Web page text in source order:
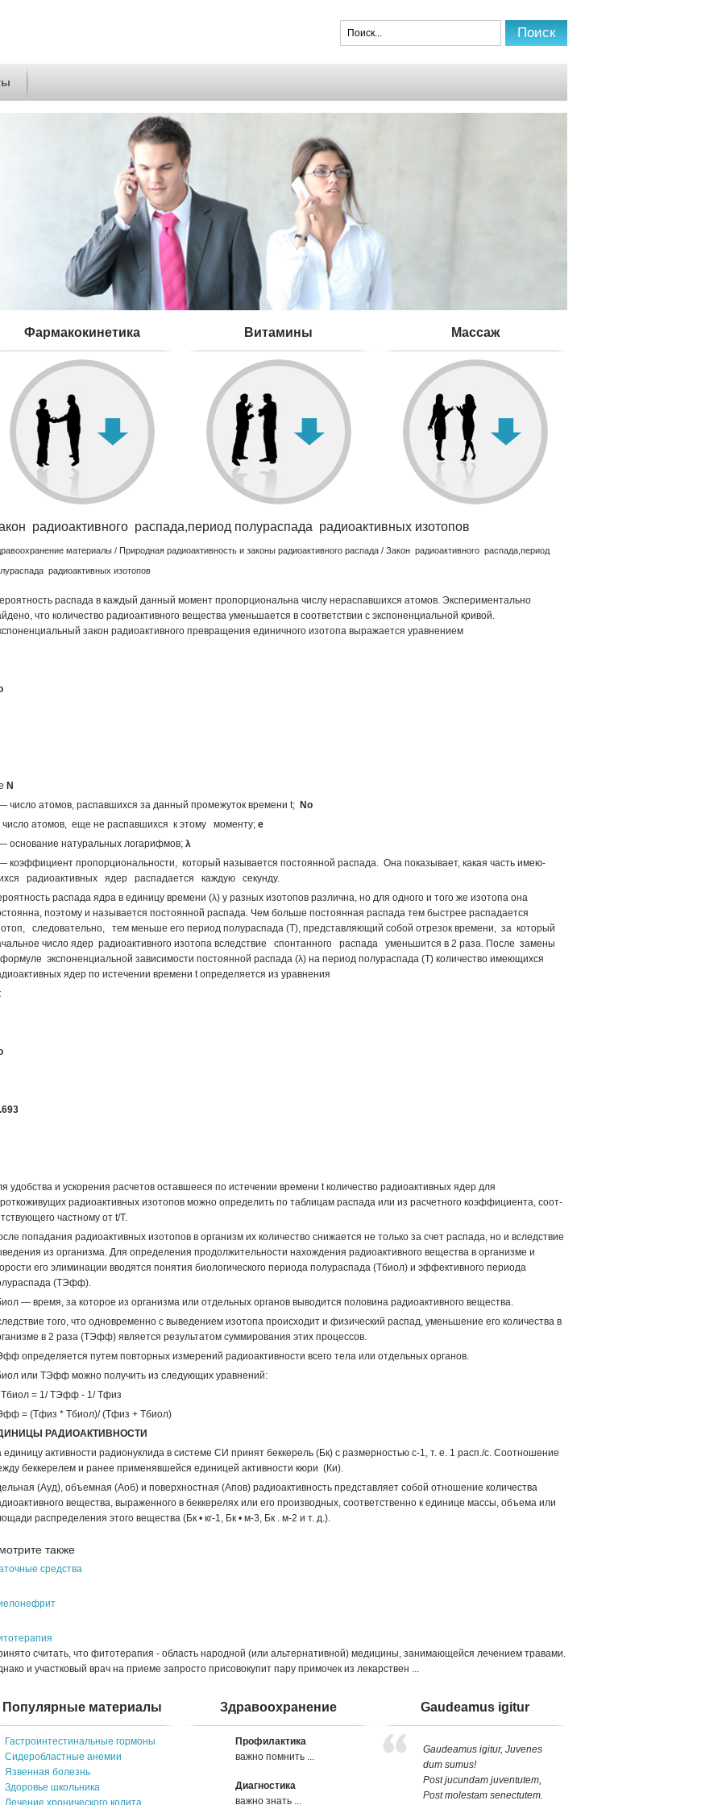
Фармакокинетика
особенности
поступления
препарата в
организм.
ЧИТАТЬ
Витамины Mассаж
радиоактивного распада,период полураспада радиоактивных изотопов
материалы/ Природная радиоактивность и законы радиоактивного распада/ Закон радиоактивного распада,период
радиоактивных изотопов
распада в каждый данный момент пропорцио­нальна числу нераспавшихся атомов. Экспериментально
что количество радиоактивного вещества уменьшается в соответ­ствии с экспоненциальной кривой.
закон радио­активного превращения единичного изотопа выражается урав­нением
N
число атомов, распавшихся за данный промежуток вре­мени t; No
атомов, еще не распавшихся к этому моменту; e
основание натуральных логарифмов; λ
коэффициент пропорциональности, который называется постоянной распада. Она показывает, какая часть имею­
радиоактивных ядер распадается каждую се­кунду.
распада ядра в единицу времени (λ) у разных изотопов различна, но для одного и того же изотопа она
поэтому и называется постоянной распада. Чем больше постоянная распада тем быстрее распадается
следовательно, тем меньше его период полураспада (Т), представляющий собой отрезок времени, за который
число ядер радиоактивного изотопа вследствие спонтанного распада уменьшится в 2 раза. После замены
экспоненциальной зависимости по­стоянной распада (λ) на период полураспада (Т) количество имеющихся
ядер по истечении времени t определяется из уравнения
удобства и ускорения расчетов оставшееся по истечении времени t количество радиоактивных ядер для
радиоактивных изотопов можно определить по таблицам распада или из расчетного коэффициента, соот­
частному от t/T.
попадания радиоактивных изотопов в организм их коли­чество снижается не только за счет распада, но и вследствие
из организма. Для определения продолжительности на­хождения радиоактивного вещества в организме и
его элиминации вводятся понятия биологического периода полураспада (Тбиол) и эффективного периода
(TЭфф).
— время, за которое из организма или отдельных органов выводится половина радиоактивного вещества.
того, что одновременно с выведением изотопа про­исходит и физический распад, уменьшение его количества в
в 2 раза (ТЭфф) является результатом суммирования этих процессов.
определяется путем повторных измерений радиоактивности всего тела или отдельных органов.
или TЭфф можно получить из следующих уравнений:
Тбиол = 1/ TЭфф - 1/ Tфиз
= (Tфиз * Тбиол)/ (Tфиз + Тбиол)
РАДИОАКТИВНОСТИ
единицу активности радионуклида в системе СИ принят беккерель (Бк) с размерностью с-1, т. е. 1 расп./с. Соотношение
беккерелем и ранее применявшейся единицей активности кюри (Ки).
(Ауд), объемная (Аоб) и поверхностная (Апов) ра­диоактивность представляет собой отношение количества
вещества, выраженного в беккерелях или его произ­водных, соответственно к единице массы, объема или
распределения этого вещества (Бк • кг-1, Бк • м-3, Бк . м-2 и т. д.).
также
средства
считать, что фитотерапия - область народной (или альтернативной) медицины, занимающейся лечением травами.
и участковый врач на приеме запросто присовокупит пару примочек из лекарствен ...
Популярные материалы
Гастроинтестинальные гормоны
Сидеробластные анемии
Язвенная болезнь
Здоровье школьника
Лечение хронического колита
Здравоохранение
Профилактика
важно помнить ...
Диагностика
важно знать ...
Gaudeamus igitur
Gaudeamus igitur, Juvenes
dum sumus!
Post jucundam juventutem,
Post molestam senectutem.